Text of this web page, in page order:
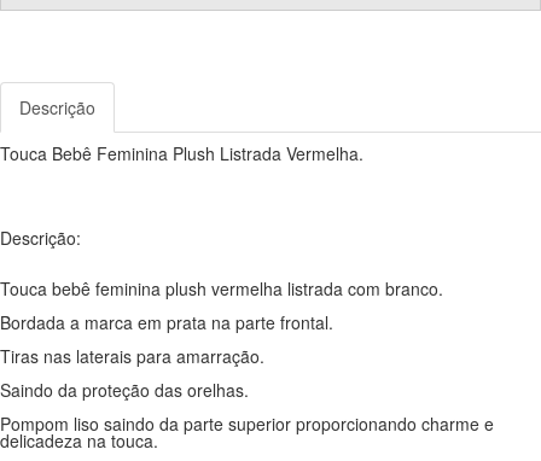
Descrição
Touca Bebê Feminina Plush Listrada Vermelha.
Descrição:
Touca bebê feminina plush vermelha listrada com branco.
Bordada a marca em prata na parte frontal.
Tiras nas laterais para amarração.
Saindo da proteção das orelhas.
Pompom liso saindo da parte superior proporcionando charme e
delicadeza na touca.